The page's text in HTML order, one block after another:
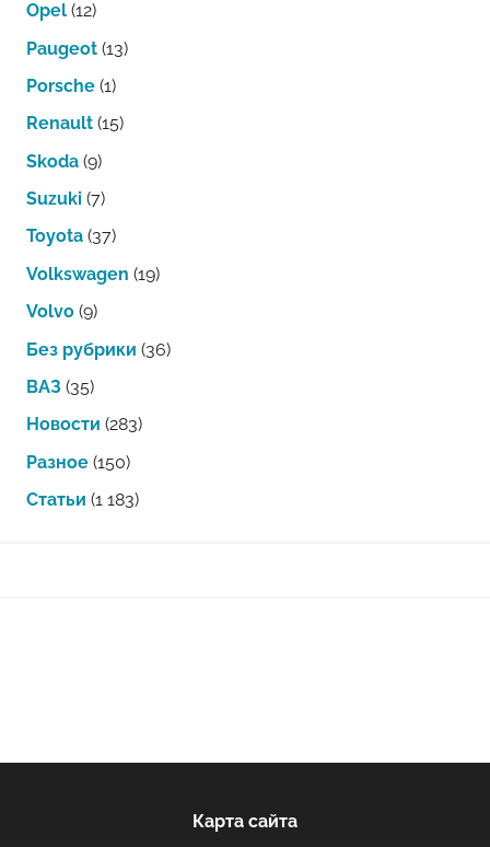
Opel (12)
Paugeot (13)
Porsche (1)
Renault (15)
Skoda (9)
Suzuki (7)
Toyota (37)
Volkswagen (19)
Volvo (9)
Без рубрики (36)
ВАЗ (35)
Новости (283)
Разное (150)
Статьи (1 183)
Карта сайта